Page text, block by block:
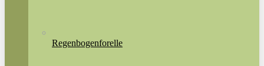
Regenbogenforelle